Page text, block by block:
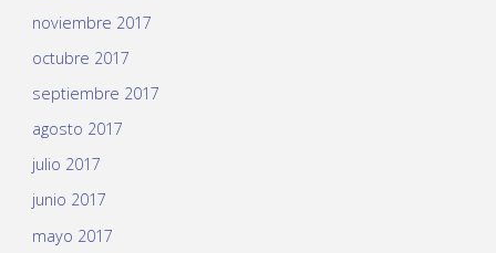
noviembre 2017
octubre 2017
septiembre 2017
agosto 2017
julio 2017
junio 2017
mayo 2017